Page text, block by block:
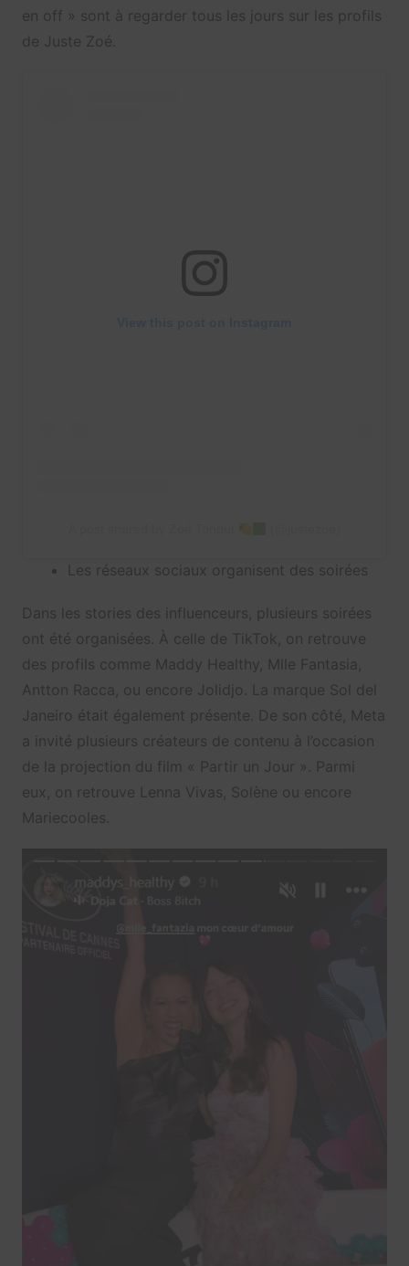
en off » sont à regarder tous les jours sur les profils
de Juste Zoé.
Les réseaux sociaux organisent des soirées
Dans les stories des influenceurs, plusieurs soirées
ont été organisées. À celle de TikTok, on retrouve
des profils comme Maddy Healthy, Mlle Fantasia,
Antton Racca, ou encore Jolidjo. La marque Sol del
Janeiro était également présente. De son côté, Meta
a invité plusieurs créateurs de contenu à l’occasion
de la projection du film « Partir un Jour ». Parmi
eux, on retrouve Lenna Vivas, Solène ou encore
Mariecooles.